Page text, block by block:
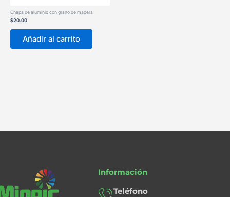
Chapa de aluminio con grano de madera
$20.00
Añadir al carrito
Información
Teléfono